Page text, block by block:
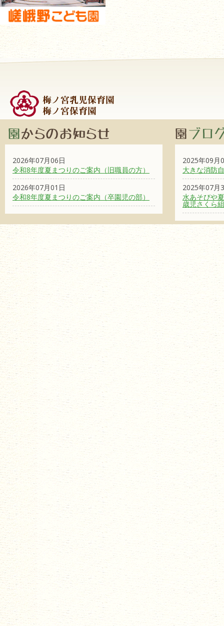
2026年07月06日
令和8年度夏まつりのご案内（旧職員の方）
2026年07月01日
令和8年度夏まつりのご案内（卒園児の部）
2025年09月
大きな消防
2025年07月
水あそびや
歳児さくら